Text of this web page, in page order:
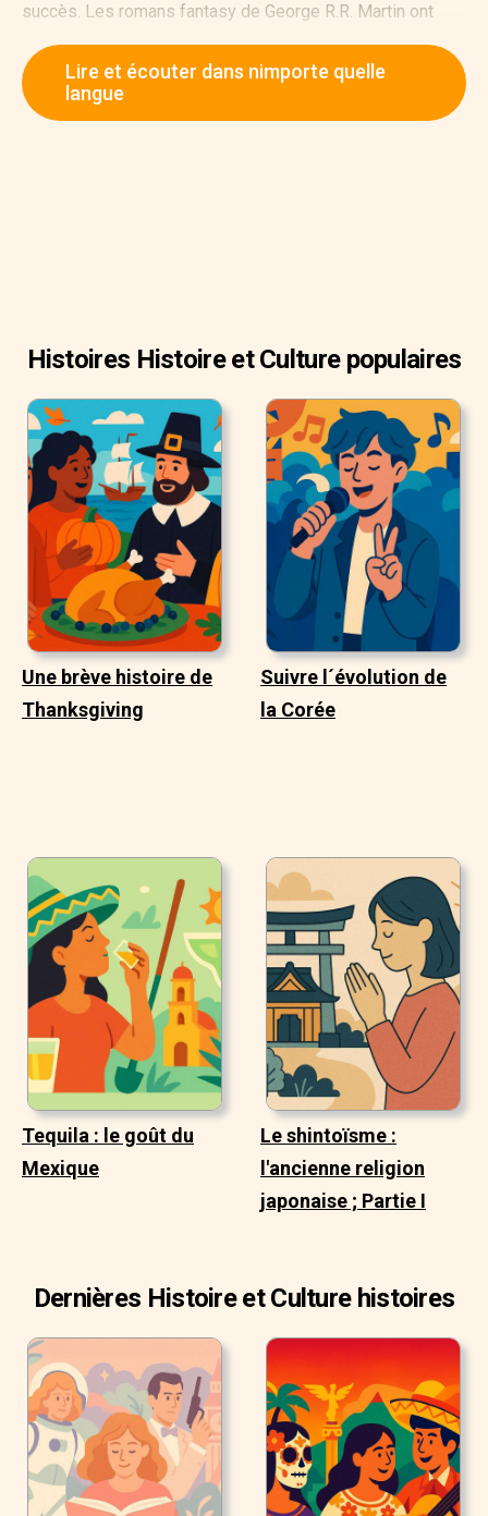
succès. Les romans fantasy de George R.R. Martin ont
connu un grand succès avant même le début de la série
"Game of Thrones".
Mais tout n'a pas été rose pour lui.
Lire et écouter dans nimporte quelle
langue
Histoires Histoire et Culture populaires
Une brève histoire de
Thanksgiving
Suivre l´évolution de
la Corée
Tequila : le goût du
Mexique
Le shintoïsme :
l'ancienne religion
japonaise ; Partie I
Dernières Histoire et Culture histoires